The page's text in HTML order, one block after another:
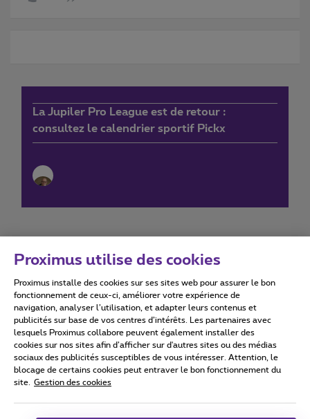
La Jupiler Pro League est de retour :
consultez le calendrier sportif Pickx
Conditions d'utilisation Accessibility statement
Tous droits réservés. © 2026 Proximus
Conditions générales, info consommateur
Proximus utilise des cookies
Proximus installe des cookies sur ses sites web pour assurer le bon
fonctionnement de ceux-ci, améliorer votre expérience de
navigation, analyser l’utilisation, et adapter leurs contenus et
publicités sur base de vos centres d’intérêts. Les partenaires avec
lesquels Proximus collabore peuvent également installer des
cookies sur nos sites afin d’afficher sur d'autres sites ou des médias
sociaux des publicités susceptibles de vous intéresser. Attention, le
blocage de certains cookies peut entraver le bon fonctionnement du
site.
Gestion des cookies